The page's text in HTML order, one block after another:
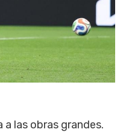
las obras grandes.